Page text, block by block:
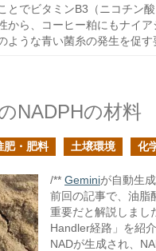
とでビタミンB3（ニコチン
から、コーヒー粕にもナイ
ような青い菌糸の発生を促
NADPHの材料
肥・肥料 土壌環境 化
/** Geminiが自動生
前回の記事で、油脂
重要だと解説しまし
Handler経路」を紹
NADが生成され、